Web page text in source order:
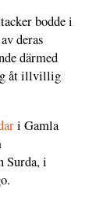
bodde i
deras
därmed
åt illvillig
i Gamla
Surda, i